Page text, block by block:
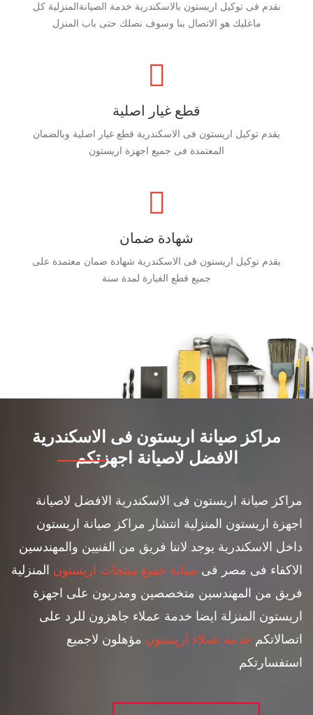
نقدم فى توكيل اريستون بالاسكندرية خدمة الصيانةالمنزلية كل
ماعليك هو الاتصال بنا وسوف نصلك حتى باب المنزل
قطع غيار اصلية
يقدم توكيل اريستون فى الاسكندرية قطع غيار اصلية وبالضمان
المعتمدة فى جميع اجهزة اريستون
شهادة ضمان
يقدم توكيل اريستون فى الاسكندرية شهادة ضمان معتمدة على
جميع قطع الغيارة لمدة سنة
مراكز صيانة اريستون فى الاسكندرية
الافضل لاصيانة اجهزتكم
مراكز صيانة اريستون فى الاسكندرية الافضل لاصيانة
اجهزة اريستون المنزلية انتشار مراكز صيانة اريستون
داخل الاسكندرية يوجد لاننا فريق من الفنيين والمهندسين
الاكفاء فى مصر فى صيانة جميع منتجات اريستون المنزلية
فريق من المهندسين متخصصين ومدربون على اجهزة
اريستون المنزلة ايضا خدمة عملاء جاهزون للرد على
اتصالاتكم خدمة عملاء اريستون مؤهلون لاجميع
استفسارتكم